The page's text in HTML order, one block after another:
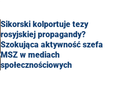
Sikorski kolportuje tezy
rosyjskiej propagandy?
Szokująca aktywność szefa
MSZ w mediach
społecznościowych